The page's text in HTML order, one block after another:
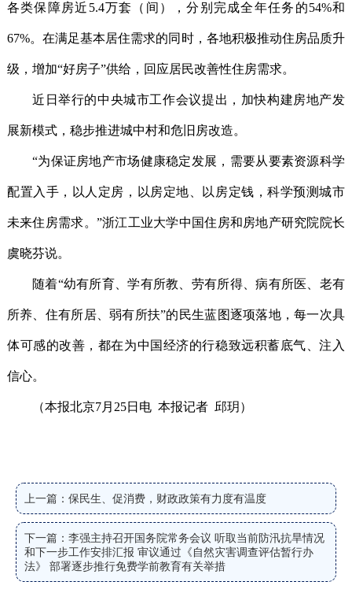
各类保障房近5.4万套（间），分别完成全年任务的54%和
67%。在满足基本居住需求的同时，各地积极推动住房品质升
级，增加“好房子”供给，回应居民改善性住房需求。
近日举行的中央城市工作会议提出，加快构建房地产发
展新模式，稳步推进城中村和危旧房改造。
“为保证房地产市场健康稳定发展，需要从要素资源科学
配置入手，以人定房，以房定地、以房定钱，科学预测城市
未来住房需求。”浙江工业大学中国住房和房地产研究院院长
虞晓芬说。
随着“幼有所育、学有所教、劳有所得、病有所医、老有
所养、住有所居、弱有所扶”的民生蓝图逐项落地，每一次具
体可感的改善，都在为中国经济的行稳致远积蓄底气、注入
信心。
（本报北京7月25日电 本报记者 邱玥）
上一篇：保民生、促消费，财政政策有力度有温度
下一篇：李强主持召开国务院常务会议 听取当前防汛抗旱情况
和下一步工作安排汇报 审议通过《自然灾害调查评估暂行办
法》 部署逐步推行免费学前教育有关举措